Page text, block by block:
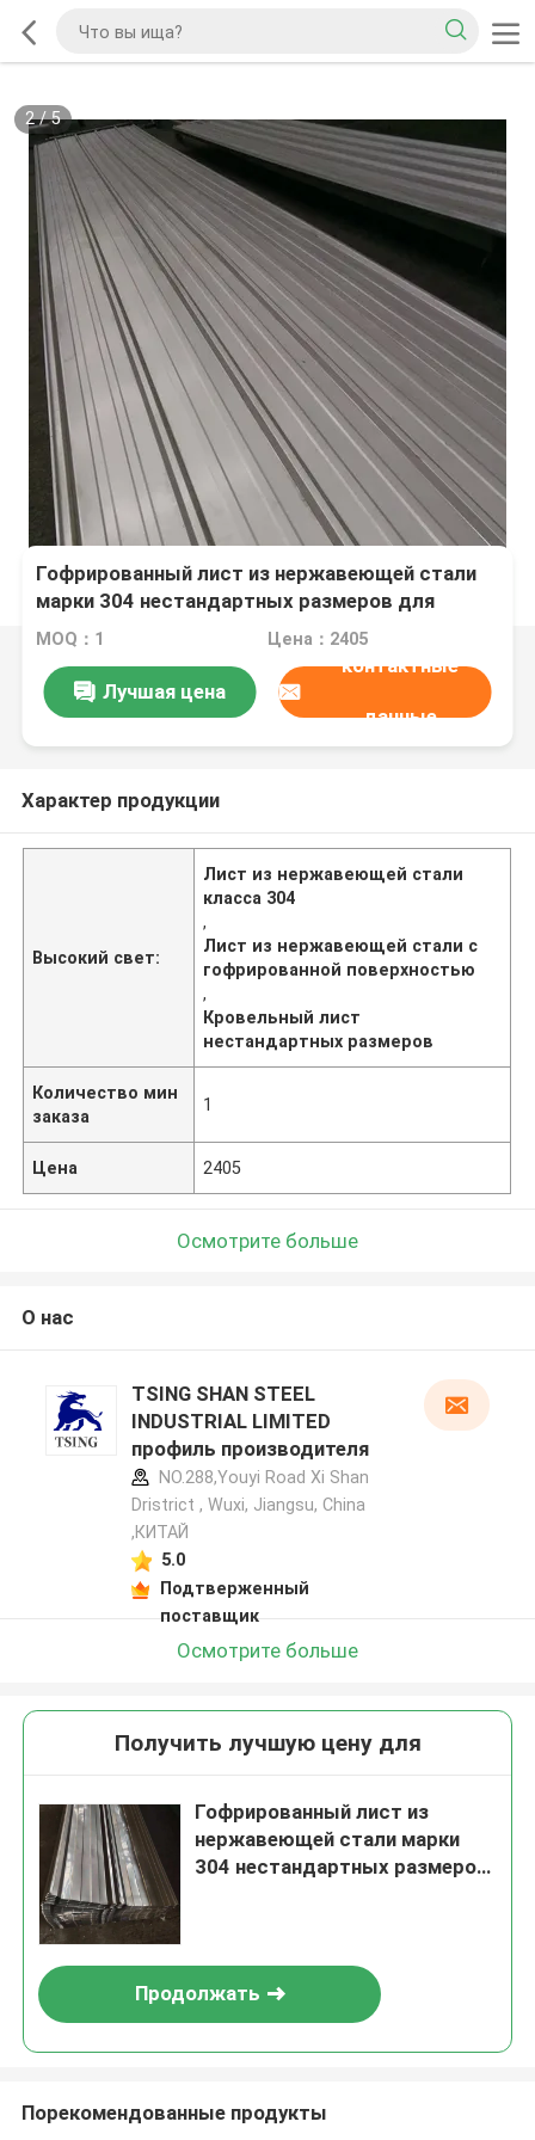
2/5
Гофрированный лист из нержавеющей стали
марки 304 нестандартных размеров для
кровельных работ
MOQ：1 Цена：2405
Лучшая цена
контактные
данные
Характер продукции
Высокий свет:
Лист из нержавеющей стали
класса 304
,
Лист из нержавеющей стали с
гофрированной поверхностью
,
Кровельный лист
нестандартных размеров
Количество мин
заказа
1
Цена 2405
Осмотрите больше
О нас
TSING SHAN STEEL
INDUSTRIAL LIMITED
профиль производителя
NO.288,Youyi Road Xi Shan
Dristrict , Wuxi, Jiangsu, China
,КИТАЙ
5.0
Подтверженный
поставщик
Осмотрите больше
Получить лучшую цену для
Гофрированный лист из
нержавеющей стали марки
304 нестандартных размеров
Продолжать
Порекомендованные продукты